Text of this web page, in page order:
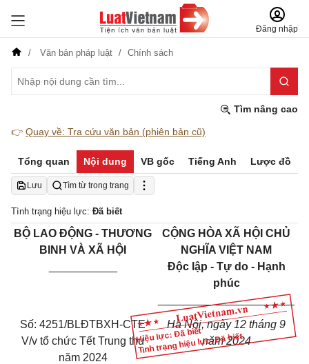
Đăng nhập
Văn bản pháp luật Chính sách
Tìm nâng cao
👉 Quay về: Tra cứu văn bản (phiên bản cũ)
Tổng quan Nội dung VB gốc Tiếng Anh Lược đồ
Lưu Tìm từ trong trang
Tình trạng hiệu lực: Đã biết
Hiệu lực: Đã biết
Tình trạng hiệu lực: Đã biết
BỘ LAO ĐỘNG - THƯƠNG
BINH VÀ XÃ HỘI
CỘNG HÒA XÃ HỘI CHỦ
NGHĨA VIỆT NAM
Độc lập - Tự do - Hạnh
phúc
______________________
Số: 4251/BLĐTBXH-CTE
V/v tổ chức Tết Trung thu
năm 2024
Hà Nội, ngày 12 tháng 9
năm 2024